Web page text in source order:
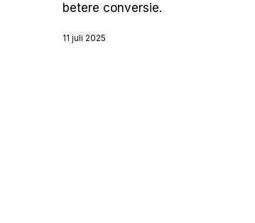
betere conversie.
11 juli 2025